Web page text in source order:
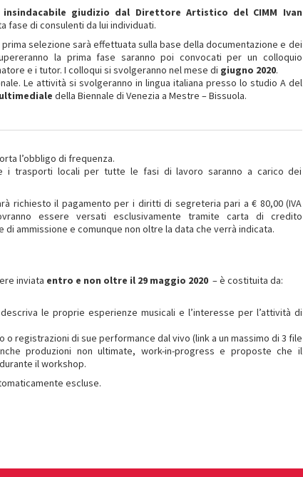
giudizio dal Direttore Artistico del CIMM Ivan
fase di consulenti da lui individuati.
prima selezione sarà effettuata sulla base della documentazione e dei
la prima fase saranno poi convocati per un colloquio
e i tutor. I colloqui si svolgeranno nel mese di giugno 2020.
Le attività si svolgeranno in lingua italiana presso lo studio A del
della Biennale di Venezia a Mestre – Bissuola.
l’obbligo di frequenza.
i trasporti locali per tutte le fasi di lavoro saranno a carico dei
richiesto il pagamento per i diritti di segreteria pari a € 80,00 (IVA
essere versati esclusivamente tramite carta di credito
ammissione e comunque non oltre la data che verrà indicata.
inviata entro e non oltre il 29 maggio 2020– è costituita da:
le proprie esperienze musicali e l’interesse per l’attività di
o registrazioni di sue performance dal vivo (link a un massimo di 3 file
produzioni non ultimate, work-in-progress e proposte che il
il workshop.
escluse.